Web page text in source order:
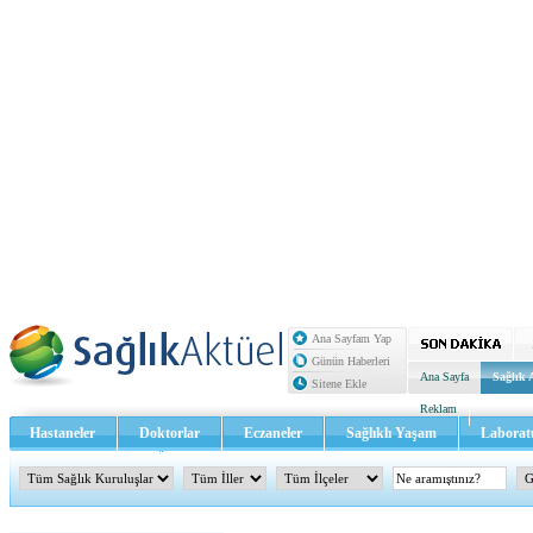
Ana Sayfam Yap
Günün Haberleri
Sitene Ekle
Ana Sayfa Sağlık
Reklam
Hastaneler Doktorlar Eczaneler Sağlıklı Yaşam
Sağlık TV - Video İletişim